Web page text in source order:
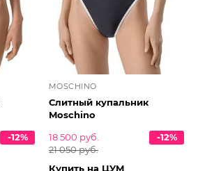
-12%
MOSCHINO
Слитный купальник
Moschino
18 500 руб.
21 050 руб.
-12%
Купить на ЦУМ